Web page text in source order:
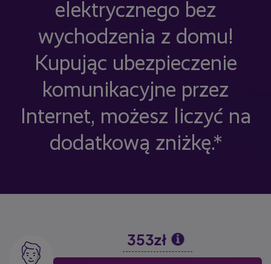
elektrycznego bez
wychodzenia z domu!
Kupując ubezpieczenie
komunikacyjne przez
Internet, możesz liczyć na
dodatkową zniżkę.*
Image 353zł